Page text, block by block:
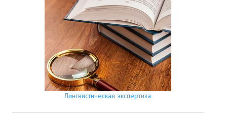
Лингвистическая экспертиза